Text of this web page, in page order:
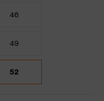
46
49
52